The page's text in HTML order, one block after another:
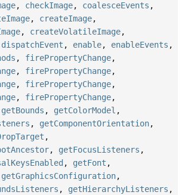
, checkImage, coalesceEvents ,
, createImage,
, createVolatileImage,
dispatchEvent , enable, enableEvents ,
, firePropertyChange,
, firePropertyChange,
, firePropertyChange,
, firePropertyChange,
getBounds , getColorModel ,
, getComponentOrientation,
,
, getFocusListeners ,
, getFont ,
getGraphicsConfiguration,
, getHierarchyListeners ,